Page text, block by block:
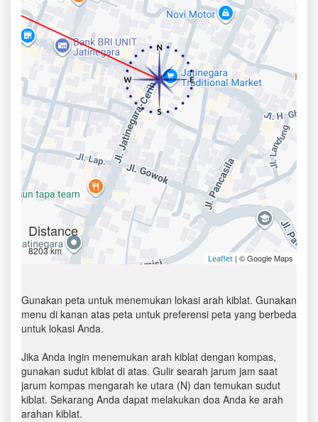
Distance
8203 km
Leaflet | © Google Maps
Gunakan peta untuk menemukan lokasi arah kiblat. Gunakan
menu di kanan atas peta untuk preferensi peta yang berbeda
untuk lokasi Anda.
Jika Anda ingin menemukan arah kiblat dengan kompas,
gunakan sudut kiblat di atas. Gulir searah jarum jam saat
jarum kompas mengarah ke utara (N) dan temukan sudut
kiblat. Sekarang Anda dapat melakukan doa Anda ke arah
arahan kiblat.